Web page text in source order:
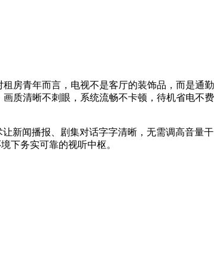
房青年而言，电视不是客厅的装饰品，而是通勤
质清晰不刺眼，系统流畅不卡顿，待机省电不费
新闻播报、剧集对话字字清晰，无需调高音量干
下务实可靠的视听中枢。